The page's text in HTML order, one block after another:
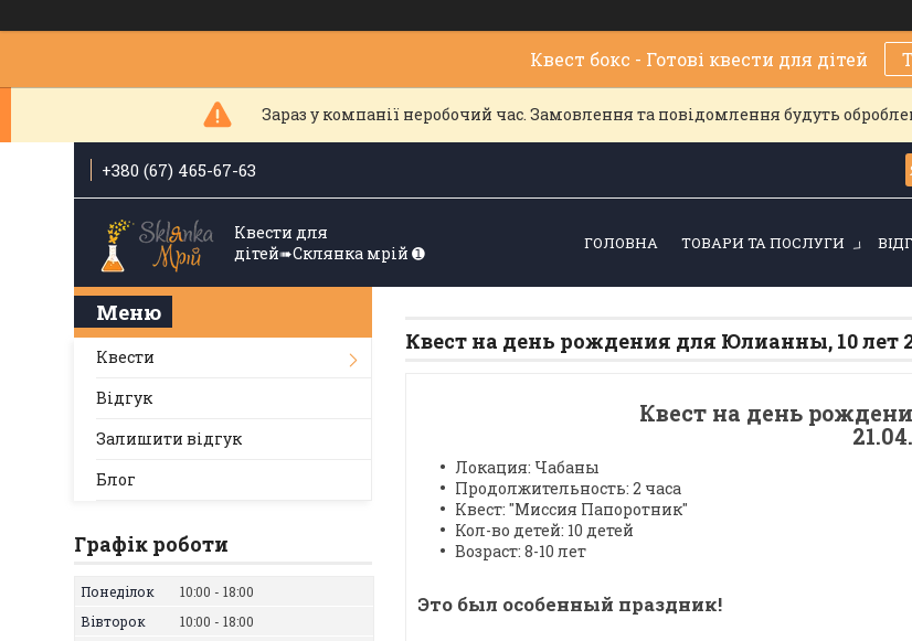
Квест бокс - Готові квести для дітей
Зараз у компанії неробочий час. Замовлення та повідомлення будуть
+380 (67) 465-67-63
Квести для
дітей➠Склянка мрiй ➊
ГОЛОВНА ТОВАРИ ТА ПОСЛУГИ
Квест на день рождения для Юлианны, 10 лет
Квест на день
Локация: Чабаны
Продолжительность: 2 часа
Квест: "Миссия Папоротник"
Кол-во детей: 10 детей
Возраст: 8-10 лет
Это был особенный праздник!
Квести
Відгук
Залишити відгук
Блог
Графік роботи
Понеділок 10:00
18:00
Вівторок
10:00
18:00